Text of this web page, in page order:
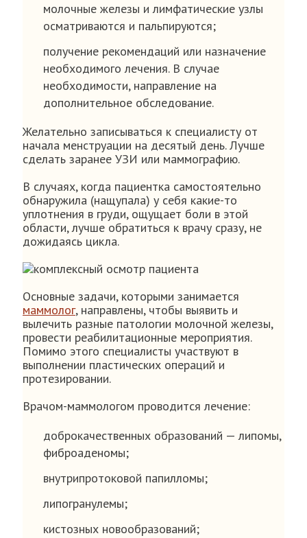
молочные железы и лимфатические узлы
осматриваются и пальпируются;
получение рекомендаций или назначение
необходимого лечения. В случае
необходимости, направление на
дополнительное обследование.
Желательно записываться к специалисту от
начала менструации на десятый день. Лучше
сделать заранее УЗИ или маммографию.
В случаях, когда пациентка самостоятельно
обнаружила (нащупала) у себя какие-то
уплотнения в груди, ощущает боли в этой
области, лучше обратиться к врачу сразу, не
дожидаясь цикла.
Основные задачи, которыми занимается
маммолог, направлены, чтобы выявить и
вылечить разные патологии молочной железы,
провести реабилитационные мероприятия.
Помимо этого специалисты участвуют в
выполнении пластических операций и
протезировании.
Врачом-маммологом проводится лечение:
доброкачественных образований — липомы,
фиброаденомы;
внутрипротоковой папилломы;
липогранулемы;
кистозных новообразований;